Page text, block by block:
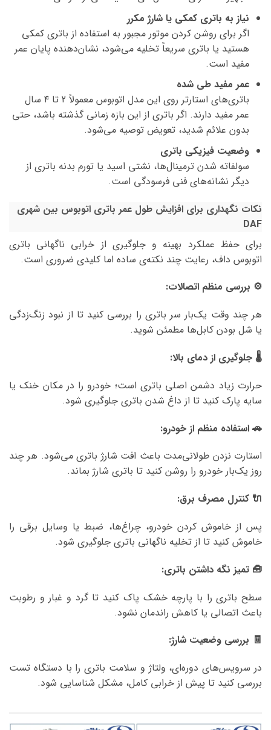
نیاز به باتری کمکی یا شارژ مکرر
اگر برای روشن کردن موتور مجبور به استفاده از باتری کمکی
هستید یا باتری سریعاً تخلیه می‌شود، نشان‌دهنده پایان عمر
مفید است.
عمر مفید طی شده
باتری‌های استارتر روی این مدل اتوبوس معمولاً 2 تا ۴ سال
عمر مفید دارند. اگر باتری از این بازه زمانی گذشته باشد، حتی
بدون علائم شدید، تعویض توصیه می‌شود.
وضعیت فیزیکی باتری
سولفاته شدن ترمینال‌ها، نشتی اسید یا تورم بدنه باتری از
دیگر نشانه‌های فنی فرسودگی است.
نکات نگهداری برای افزایش طول عمر باتری اتوبوس بین شهری
DAF
برای حفظ عملکرد بهینه و جلوگیری از خرابی ناگهانی باتری
اتوبوس داف، رعایت چند نکته‌ی ساده اما کلیدی ضروری است.
⚙️ بررسی منظم اتصالات:
هر چند وقت یک‌بار سر باتری را بررسی کنید تا از نبود زنگ‌زدگی
یا شل بودن کابل‌ها مطمئن شوید.
🌡️ جلوگیری از دمای بالا:
حرارت زیاد دشمن اصلی باتری است؛ خودرو را در مکان خنک یا
سایه پارک کنید تا از داغ شدن باتری جلوگیری شود.
🚗 استفاده منظم از خودرو:
استارت نزدن طولانی‌مدت باعث افت شارژ باتری می‌شود. هر چند
روز یک‌بار خودرو را روشن کنید تا باتری شارژ بماند.
🔌 کنترل مصرف برق:
پس از خاموش کردن خودرو، چراغ‌ها، ضبط یا وسایل برقی را
خاموش کنید تا از تخلیه ناگهانی باتری جلوگیری شود.
🧰 تمیز نگه داشتن باتری:
سطح باتری را با پارچه خشک پاک کنید تا گرد و غبار و رطوبت
باعث اتصالی یا کاهش راندمان نشود.
🧾 بررسی وضعیت شارژ:
در سرویس‌های دوره‌ای، ولتاژ و سلامت باتری را با دستگاه تست
بررسی کنید تا پیش از خرابی کامل، مشکل شناسایی شود.